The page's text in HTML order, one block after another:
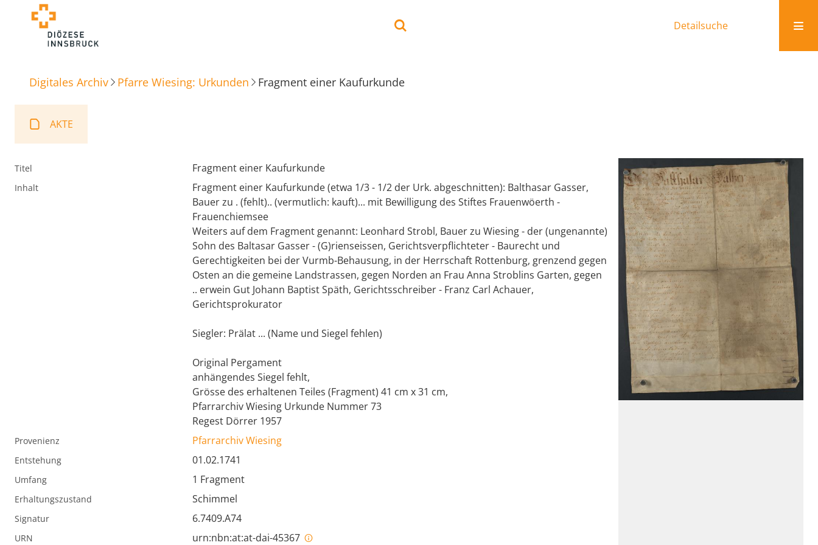
Detailsuche
Digitales Archiv Pfarre Wiesing: Urkunden Fragment einer Kaufurkunde
AKTE
Titel Fragment einer Kaufurkunde
Inhalt
Fragment einer Kaufurkunde (etwa 1/3 - 1/2 der Urk. abgeschnitten): Balthasar Gasser,
Bauer zu . (fehlt).. (vermutlich: kauft)... mit Bewilligung des Stiftes Frauenwöerth -
Frauenchiemsee
Weiters auf dem Fragment genannt: Leonhard Strobl, Bauer zu Wiesing - der (ungenannte)
Sohn des Baltasar Gasser - (G)rienseissen, Gerichtsverpflichteter - Baurecht und
Gerechtigkeiten bei der Vurmb-Behausung, in der Herrschaft Rottenburg, grenzend gegen
Osten an die gemeine Landstrassen, gegen Norden an Frau Anna Stroblins Garten, gegen
.. erwein Gut Johann Baptist Späth, Gerichtsschreiber - Franz Carl Achauer,
Gerichtsprokurator
Siegler: Prälat ... (Name und Siegel fehlen)
Original Pergament
anhängendes Siegel fehlt,
Grösse des erhaltenen Teiles (Fragment) 41 cm x 31 cm,
Pfarrarchiv Wiesing Urkunde Nummer 73
Regest Dörrer 1957
Provenienz Pfarrarchiv Wiesing
Entstehung 01.02.1741
Umfang 1 Fragment
Erhaltungszustand Schimmel
Signatur 6.7409.A74
URN urn:nbn:at:at-dai-45367